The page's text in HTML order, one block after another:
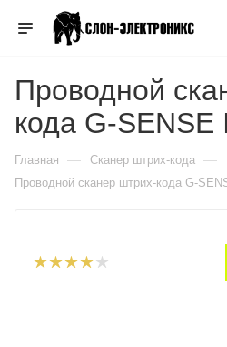
Проводной
кода G-SENSE
Главная — Сканер штрих-кода —
Проводной сканер штрих-кода G-